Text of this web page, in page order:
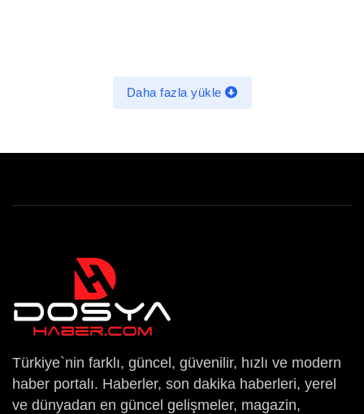
Daha fazla yükle
Türkiye`nin farklı, güncel, güvenilir, hızlı ve modern
haber portalı. Haberler, son dakika haberleri, yerel
ve dünyadan en güncel gelişmeler, magazin,